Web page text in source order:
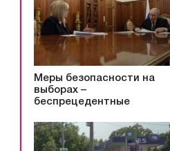
Меры безопасности на
выборах –
беспрецедентные